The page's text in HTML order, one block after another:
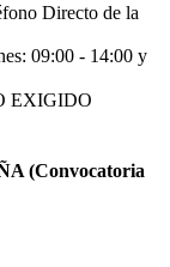
Directo de la
09:00 - 14:00 y
EXIGIDO
(Convocatoria